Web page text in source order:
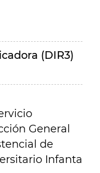
(DIR3)
General
de
Infanta